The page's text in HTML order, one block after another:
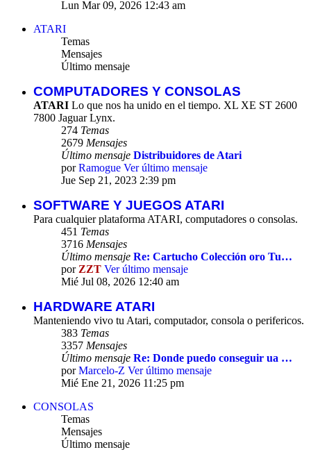
Lun Mar 09, 2026 12:43 am
ATARI
Temas
Mensajes
Último mensaje
COMPUTADORES Y CONSOLAS
ATARI Lo que nos ha unido en el tiempo. XL XE ST 2600
7800 Jaguar Lynx.
274 Temas
2679 Mensajes
Último mensaje Distribuidores de Atari
porRamogue Ver último mensaje
Jue Sep 21, 2023 2:39 pm
SOFTWARE Y JUEGOS ATARI
Para cualquier plataforma ATARI, computadores o consolas.
451 Temas
3716 Mensajes
Último mensaje Re: Cartucho Colección oro Tu…
porZZT Ver último mensaje
Mié Jul 08, 2026 12:40 am
HARDWARE ATARI
Manteniendo vivo tu Atari, computador, consola o perifericos.
383 Temas
3357 Mensajes
Último mensaje Re: Donde puedo conseguir ua …
porMarcelo-Z Ver último mensaje
Mié Ene 21, 2026 11:25 pm
CONSOLAS
Temas
Mensajes
Último mensaje